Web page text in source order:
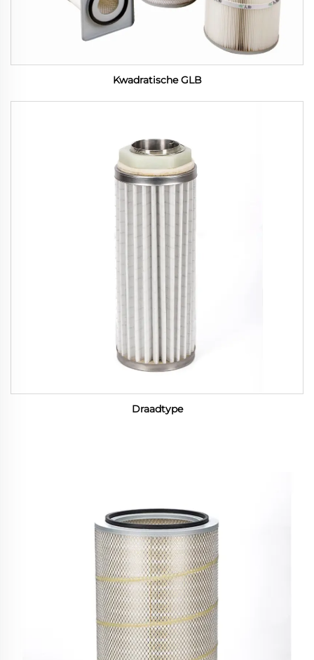
Kwadratische GLB
Draadtype